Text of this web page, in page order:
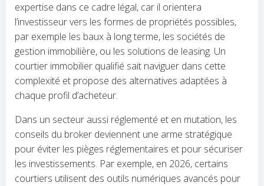
expertise dans ce cadre légal, car il orientera
l’investisseur vers les formes de propriétés possibles,
par exemple les baux à long terme, les sociétés de
gestion immobilière, ou les solutions de leasing. Un
courtier immobilier qualifié sait naviguer dans cette
complexité et propose des alternatives adaptées à
chaque profil d’acheteur.
Dans un secteur aussi réglementé et en mutation, les
conseils du broker deviennent une arme stratégique
pour éviter les pièges réglementaires et pour sécuriser
les investissements. Par exemple, en 2026, certains
courtiers utilisent des outils numériques avancés pour